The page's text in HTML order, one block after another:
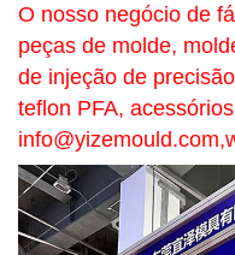
O nosso negócio de
peças de molde,
de injeção de
teflon PFA,
info@yizemould.com